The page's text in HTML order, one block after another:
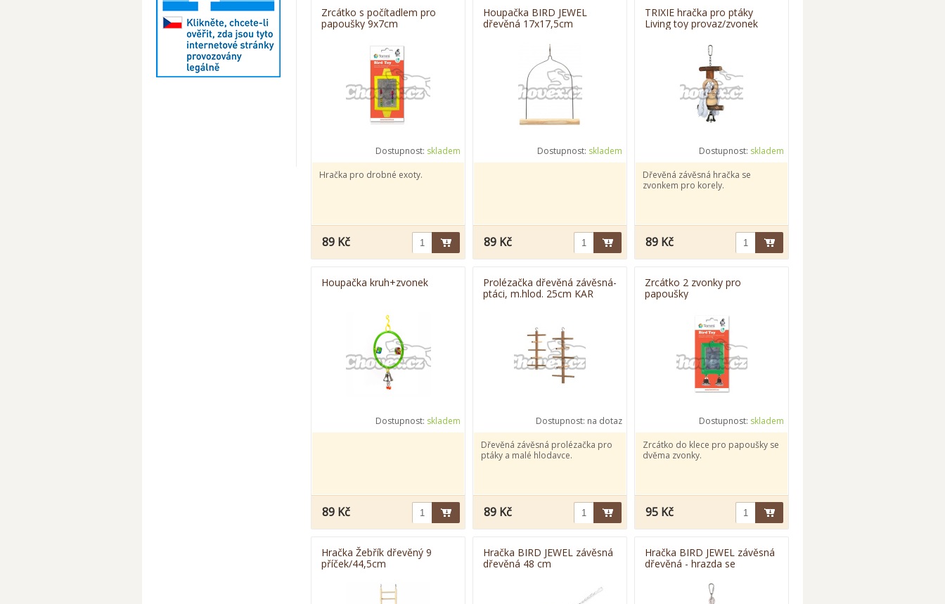
Zrcátko s počítadlem pro
papoušky 9x7cm
Dostupnost: skladem
Hračka pro drobné exoty.
89 Kč
Houpačka BIRD JEWEL
dřevěná 17x17,5cm
Dostupnost: skladem
89 Kč
TRIXIE hračka pro ptáky
Living toy provaz/zvonek
Dostupnost: skladem
Dřevěná závěsná hračka se
zvonkem pro korely.
89 Kč
Houpačka kruh+zvonek
Dostupnost: skladem
89 Kč
Prolézačka dřevěná závěsná-
ptáci, m.hlod. 25cm KAR
Dostupnost: na dotaz
Dřevěná závěsná prolézačka pro
ptáky a malé hlodavce.
89 Kč
Zrcátko 2 zvonky pro
papoušky
Dostupnost: skladem
Zrcátko do klece pro papoušky se
dvěma zvonky.
95 Kč
Hračka Žebřík dřevěný 9
příček/44,5cm
Hračka BIRD JEWEL závěsná
dřevěná 48 cm
Hračka BIRD JEWEL závěsná
dřevěná - hrazda se